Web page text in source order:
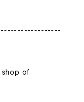
shop of